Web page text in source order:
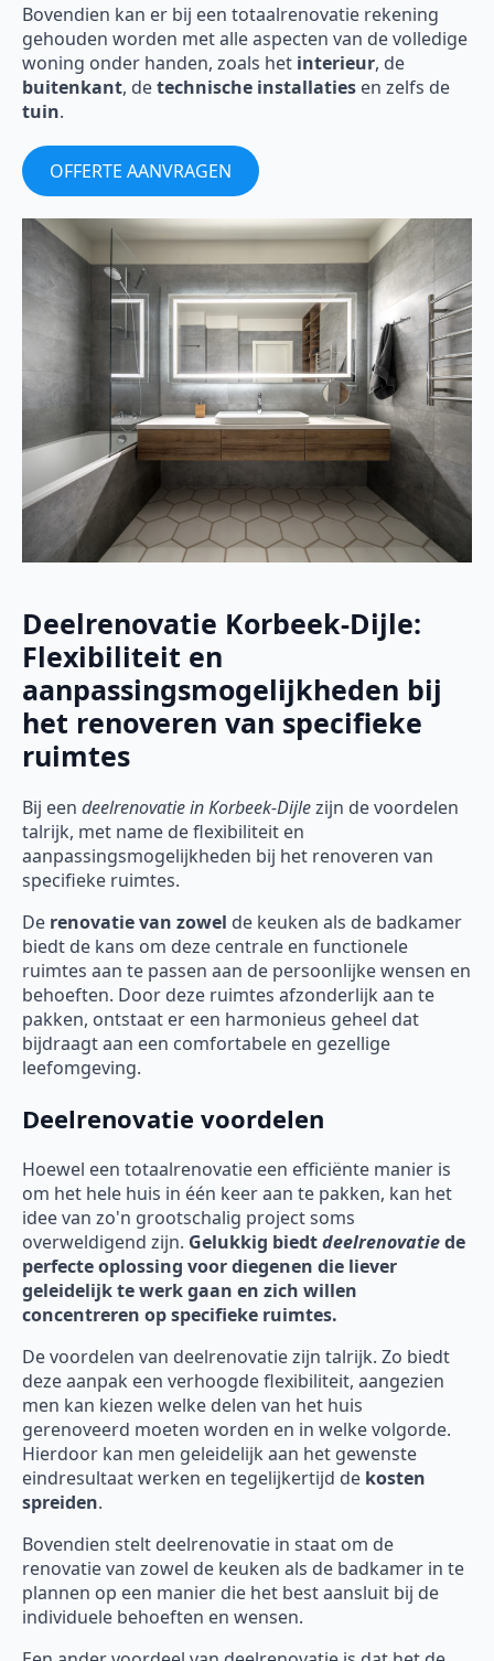
Bovendien kan er bij een totaalrenovatie rekening
gehouden worden met alle aspecten van de volledige
woning onder handen, zoals het interieur, de
buitenkant, detechnische installaties en zelfs de
tuin.
OFFERTE AANVRAGEN
Deelrenovatie Korbeek-Dijle:
Flexibiliteit en
aanpassingsmogelijkheden bij
het renoveren van specifieke
ruimtes
Bij een deelrenovatiein Korbeek-Dijlezijn de voordelen
talrijk, met name de flexibiliteit en
aanpassingsmogelijkheden bij het renoveren van
specifieke ruimtes.
De renovatie van zowel de keuken als de badkamer
biedt de kans om deze centrale en functionele
ruimtes aan te passen aan de persoonlijke wensen en
behoeften. Door deze ruimtes afzonderlijk aan te
pakken, ontstaat er een harmonieus geheel dat
bijdraagt aan een comfortabele en gezellige
leefomgeving.
Deelrenovatie voordelen
Hoewel een totaalrenovatie een efficiënte manier is
om het hele huis in één keer aan te pakken, kan het
idee van zo'n grootschalig project soms
overweldigend zijn. Gelukkig biedtdeelrenovatiede
perfecte oplossing voor diegenen die liever
geleidelijk te werk gaan en zich willen
concentreren op specifieke ruimtes.
De voordelen van deelrenovatie zijn talrijk. Zo biedt
deze aanpak een verhoogde flexibiliteit, aangezien
men kan kiezen welke delen van het huis
gerenoveerd moeten worden en in welke volgorde.
Hierdoor kan men geleidelijk aan het gewenste
eindresultaat werken en tegelijkertijd de kosten
spreiden.
Bovendien stelt deelrenovatie in staat om de
renovatie van zowel de keuken als de badkamer in te
plannen op een manier die het best aansluit bij de
individuele behoeften en wensen.